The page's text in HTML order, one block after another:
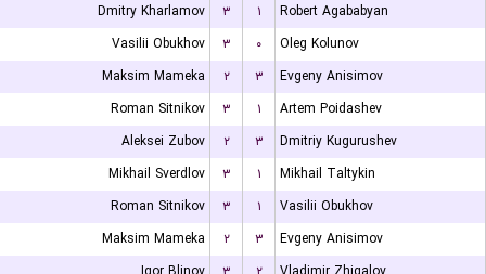
Dmitry Kharlamov
۳ ۱
Robert Agababyan
Vasilii Obukhov
۳ ۰
Oleg Kolunov
Maksim Mameka
۲ ۳
Evgeny Anisimov
Roman Sitnikov
۳ ۱
Artem Poidashev
Aleksei Zubov
۲ ۳
Dmitriy Kugurushev
Mikhail Sverdlov
۳ ۱
Mikhail Taltykin
Roman Sitnikov
۳ ۱
Vasilii Obukhov
Maksim Mameka
۲ ۳
Evgeny Anisimov